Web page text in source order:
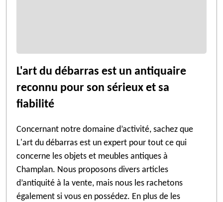
L'art du débarras est un antiquaire
reconnu pour son sérieux et sa
fiabilité
Concernant notre domaine d’activité, sachez que
L'art du débarras est un expert pour tout ce qui
concerne les objets et meubles antiques à
Champlan. Nous proposons divers articles
d’antiquité à la vente, mais nous les rachetons
également si vous en possédez. En plus de les